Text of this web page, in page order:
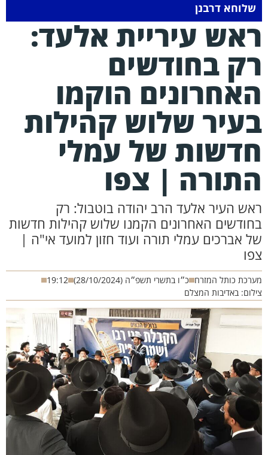
שלוחא דרבנן
עיריית אלעד:
בחודשים
הוקמו
שלוש קהילות
של עמלי
| צפו
העיר אלעד הרב יהודה בוטבול: רק
האחרונים הקמנו שלוש קהילות חדשות
אברכים עמלי תורה ועוד חזון למועד אי"ה |
כותל המזרח כ״ו בתשרי תשפ״ה (28/10/2024)
19:12
באדיבות המצלם